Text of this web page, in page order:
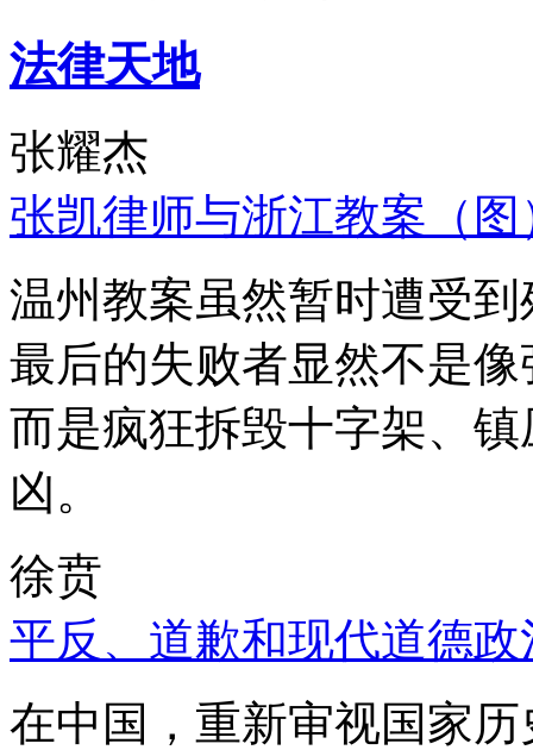
法律天地
张耀杰
张凯律师与浙江教案（图
温州教案虽然暂时遭受
最后的失败者显然不是
而是疯狂拆毁十字架、
凶。
徐贲
平反、道歉和现代道德政
在中国，重新审视国家